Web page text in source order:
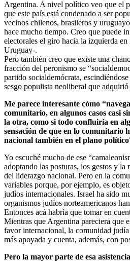
Argentina. A nivel político veo que el
que este país está condenado a ser
vecinos chilenos, brasileros y
hace mucho tiempo. Creo que puede
electorales el giro hacia la izquierda
Uruguay-.
Pero también creo que existe una
fracción del peronismo se
partido socialdemócrata,
sesgo populista neoliberal que
Me parece interesante cómo
comunitario, en algunos casos casi
la otra, como si todo confluiría en
sensación de que en lo comunitario
nacional también en el plano
Yo escuché mucho de ese
adoptando las posturas, los gestos y la
del liderazgo nacional. Pero en la
variables porque, por ejemplo, es
judíos internacionales. Israel ha sido
organismos judíos norteamericanos
Entonces acá habría que tomar en
Mientras que Argentina pareciera que
favor internacional, la comunidad judía
más apoyada y cuenta, además, con
Pero la mayor parte de esa